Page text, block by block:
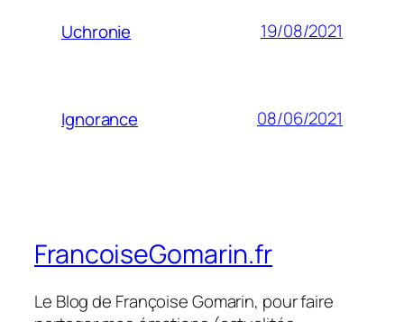
Uchronie 19/08/2021
Ignorance 08/06/2021
FrancoiseGomarin.fr
Le Blog de Françoise Gomarin, pour faire